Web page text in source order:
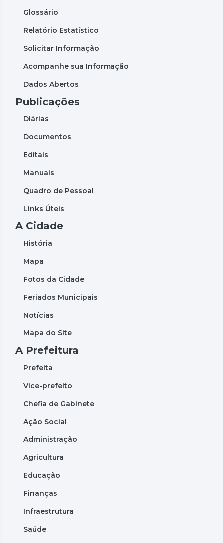
Glossário
Relatório Estatístico
Solicitar Informação
Acompanhe sua Informação
Dados Abertos
Publicações
Diárias
Documentos
Editais
Manuais
Quadro de Pessoal
Links Úteis
A Cidade
História
Mapa
Fotos da Cidade
Feriados Municipais
Notícias
Mapa do Site
A Prefeitura
Prefeita
Vice-prefeito
Chefia de Gabinete
Ação Social
Administração
Agricultura
Educação
Finanças
Infraestrutura
Saúde